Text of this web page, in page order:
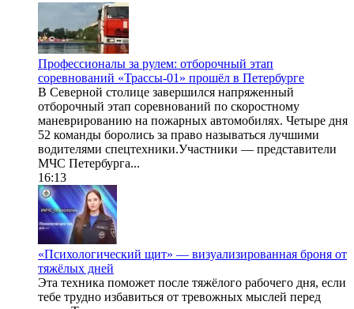
Профессионалы за рулем: отборочный этап
соревнований «Трассы-01» прошёл в Петербурге
В Северной столице завершился напряженный
отборочный этап соревнований по скоростному
маневрированию на пожарных автомобилях. Четыре дня
52 команды боролись за право называться лучшими
водителями спецтехники.Участники — представители
МЧС Петербурга...
16:13
«Психологический щит» — визуализированная броня от
тяжёлых дней
Эта техника поможет после тяжёлого рабочего дня, если
тебе трудно избавиться от тревожных мыслей перед